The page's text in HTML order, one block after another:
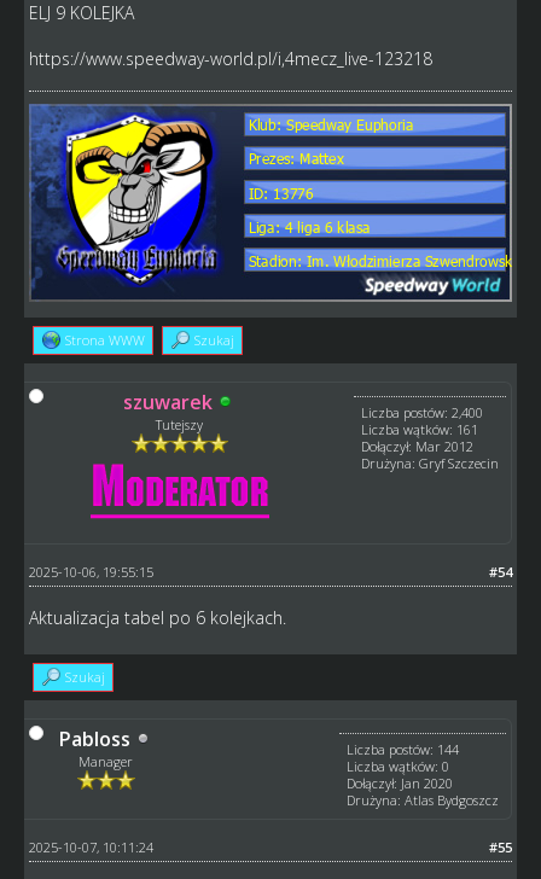
ELJ 9 KOLEJKA
https://www.speedway-world.pl/i,4mecz_live-123218
Strona WWW Szukaj
szuwarek
Tutejszy
Liczba postów: 2,400
Liczba wątków: 161
Dołączył: Mar 2012
Drużyna: Gryf Szczecin
#54
2025-10-06, 19:55:15
Aktualizacja tabel po 6 kolejkach.
Szukaj
Pabloss
Manager
Liczba postów: 144
Liczba wątków: 0
Dołączył: Jan 2020
Drużyna: Atlas Bydgoszcz
#55
2025-10-07, 10:11:24